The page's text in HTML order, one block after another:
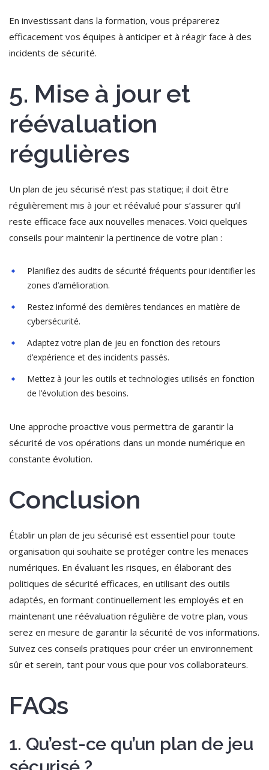
En investissant dans la formation, vous préparerez
efficacement vos équipes à anticiper et à réagir face à des
incidents de sécurité.
5. Mise à jour et
réévaluation
régulières
Un plan de jeu sécurisé n’est pas statique; il doit être
régulièrement mis à jour et réévalué pour s’assurer qu’il
reste efficace face aux nouvelles menaces. Voici quelques
conseils pour maintenir la pertinence de votre plan :
Planifiez des audits de sécurité fréquents pour identifier les
zones d’amélioration.
Restez informé des dernières tendances en matière de
cybersécurité.
Adaptez votre plan de jeu en fonction des retours
d’expérience et des incidents passés.
Mettez à jour les outils et technologies utilisés en fonction
de l’évolution des besoins.
Une approche proactive vous permettra de garantir la
sécurité de vos opérations dans un monde numérique en
constante évolution.
Conclusion
Établir un plan de jeu sécurisé est essentiel pour toute
organisation qui souhaite se protéger contre les menaces
numériques. En évaluant les risques, en élaborant des
politiques de sécurité efficaces, en utilisant des outils
adaptés, en formant continuellement les employés et en
maintenant une réévaluation régulière de votre plan, vous
serez en mesure de garantir la sécurité de vos informations.
Suivez ces conseils pratiques pour créer un environnement
sûr et serein, tant pour vous que pour vos collaborateurs.
FAQs
1. Qu’est-ce qu’un plan de jeu